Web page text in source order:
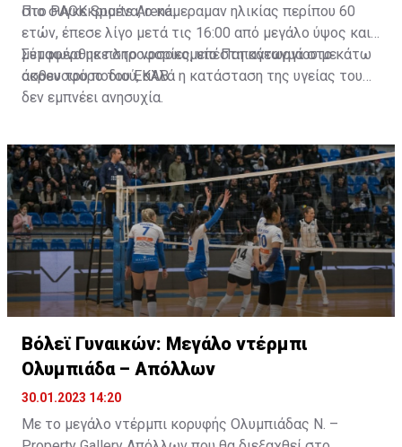
στο PAOK Sports Arena.
Πιο συγκεκριμένα, ο κάμεραμαν ηλικίας περίπου 60
ετών, έπεσε λίγο μετά τις 16:00 από μεγάλο ύψος και
μεταφέρθηκε στο νοσοκομείο Παπαγεωργίου με
ασθενοφόρο του ΕΚΑΒ.
Σύμφωνα με πληροφορίες, υπέστη κάταγμα στο κάτω
άκρου του ποδιού, αλλά η κατάσταση της υγείας του
δεν εμπνέει ανησυχία.
Βόλεϊ Γυναικών: Μεγάλο ντέρμπι
Ολυμπιάδα – Απόλλων
30.01.2023 14:20
Με το μεγάλο ντέρμπι κορυφής Ολυμπιάδας Ν. –